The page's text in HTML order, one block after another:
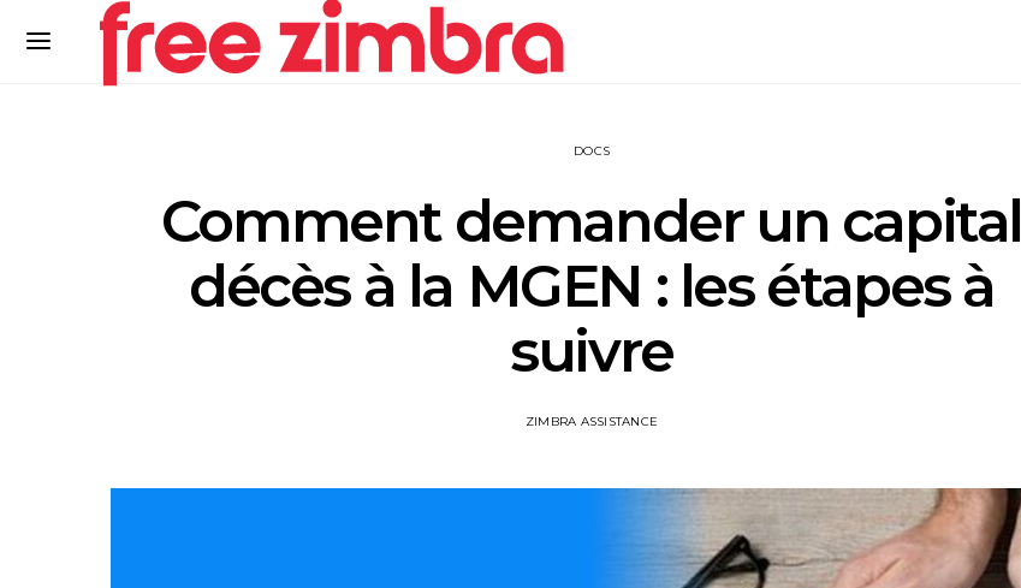
DOCS
Comment demander un capital
décès à la MGEN : les étapes à
suivre
ZIMBRA ASSISTANCE